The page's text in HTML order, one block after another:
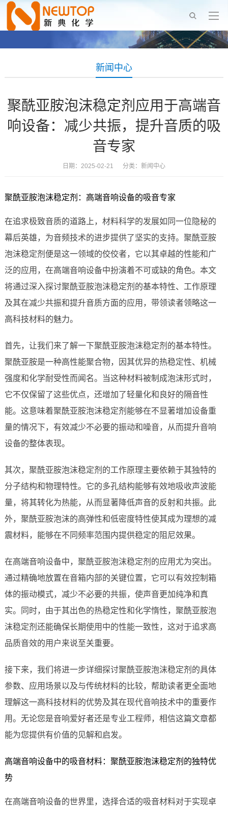
新闻中心
聚酰亚胺泡沫稳定剂应用于高端音
响设备：减少共振，提升音质的吸
音专家
日期：2025-02-21 分类： 新闻中心
聚酰亚胺泡沫稳定剂：高端音响设备的吸音专家
在追求极致音质的道路上，材料科学的发展如同一位隐秘的
幕后英雄，为音频技术的进步提供了坚实的支持。聚酰亚胺
泡沫稳定剂便是这一领域的佼佼者，它以其卓越的性能和广
泛的应用，在高端音响设备中扮演着不可或缺的角色。本文
将通过深入探讨聚酰亚胺泡沫稳定剂的基本特性、工作原理
及其在减少共振和提升音质方面的应用，带领读者领略这一
高科技材料的魅力。
首先，让我们来了解一下聚酰亚胺泡沫稳定剂的基本特性。
聚酰亚胺是一种高性能聚合物，因其优异的热稳定性、机械
强度和化学耐受性而闻名。当这种材料被制成泡沫形式时，
它不仅保留了这些优点，还增加了轻量化和良好的隔音性
能。这意味着聚酰亚胺泡沫稳定剂能够在不显著增加设备重
量的情况下，有效减少不必要的振动和噪音，从而提升音响
设备的整体表现。
其次，聚酰亚胺泡沫稳定剂的工作原理主要依赖于其独特的
分子结构和物理特性。它的多孔结构能够有效地吸收声波能
量，将其转化为热能，从而显著降低声音的反射和共振。此
外，聚酰亚胺泡沫的高弹性和低密度特性使其成为理想的减
震材料，能够在不同频率范围内提供稳定的阻尼效果。
在高端音响设备中，聚酰亚胺泡沫稳定剂的应用尤为突出。
通过精确地放置在音箱内部的关键位置，它可以有效控制箱
体的振动模式，减少不必要的共振，使声音更加纯净和真
实。同时，由于其出色的热稳定性和化学惰性，聚酰亚胺泡
沫稳定剂还能确保长期使用中的性能一致性，这对于追求高
品质音效的用户来说至关重要。
接下来，我们将进一步详细探讨聚酰亚胺泡沫稳定剂的具体
参数、应用场景以及与传统材料的比较，帮助读者更全面地
理解这一高科技材料的优势及其在现代音响技术中的重要作
用。无论您是音响爱好者还是专业工程师，相信这篇文章都
能为您提供有价值的见解和启发。
高端音响设备中的吸音材料：聚酰亚胺泡沫稳定剂的独特优
势
在高端音响设备的世界里，选择合适的吸音材料对于实现卓